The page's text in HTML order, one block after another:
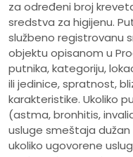
za određeni broj
sredstva za higijenu.
službeno registrovanu
objektu opisanom u
putnika, kategoriju,
ili jedinice, spratnost,
karakteristike. Ukoliko
(astma, bronhitis,
usluge smeštaja
ukoliko ugovorene